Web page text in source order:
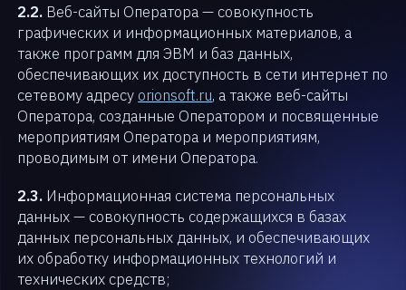
2.2. Веб-сайты Оператора — совокупность
графических и информационных материалов, а
также программ для ЭВМ и баз данных,
обеспечивающих их доступность в сети интернет по
сетевому адресу orionsoft.ru, а также веб-сайты
Оператора, созданные Оператором и посвященные
мероприятиям Оператора и мероприятиям,
проводимым от имени Оператора.
2.3. Информационная система персональных
данных — совокупность содержащихся в базах
данных персональных данных, и обеспечивающих
их обработку информационных технологий и
технических средств;